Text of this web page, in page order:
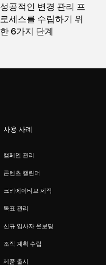
성공적인 변경 관리 프
로세스를 수립하기 위
한 6가지 단계
사용 사례
캠페인 관리
콘텐츠 캘린더
크리에이티브 제작
목표 관리
신규 입사자 온보딩
조직 계획 수립
제품 출시